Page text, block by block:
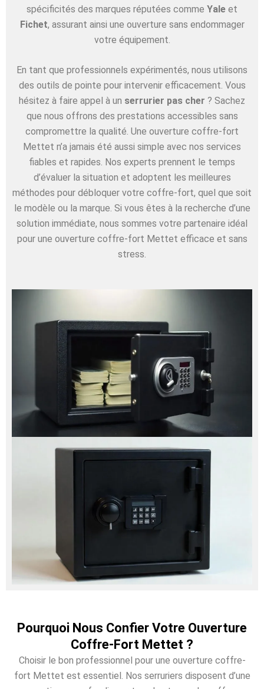
spécificités des marques réputées comme Yale et
Fichet, assurant ainsi une ouverture sans endommager
votre équipement.
En tant que professionnels expérimentés, nous utilisons
des outils de pointe pour intervenir efficacement. Vous
hésitez à faire appel à un serrurier pas cher ? Sachez
que nous offrons des prestations accessibles sans
compromettre la qualité. Une ouverture coffre-fort
Mettet n’a jamais été aussi simple avec nos services
fiables et rapides. Nos experts prennent le temps
d’évaluer la situation et adoptent les meilleures
méthodes pour débloquer votre coffre-fort, quel que soit
le modèle ou la marque. Si vous êtes à la recherche d’une
solution immédiate, nous sommes votre partenaire idéal
pour une ouverture coffre-fort Mettet efficace et sans
stress.
Pourquoi Nous Confier Votre Ouverture
Coffre-Fort Mettet ?
Choisir le bon professionnel pour une ouverture coffre-
fort Mettet est essentiel. Nos serruriers disposent d’une